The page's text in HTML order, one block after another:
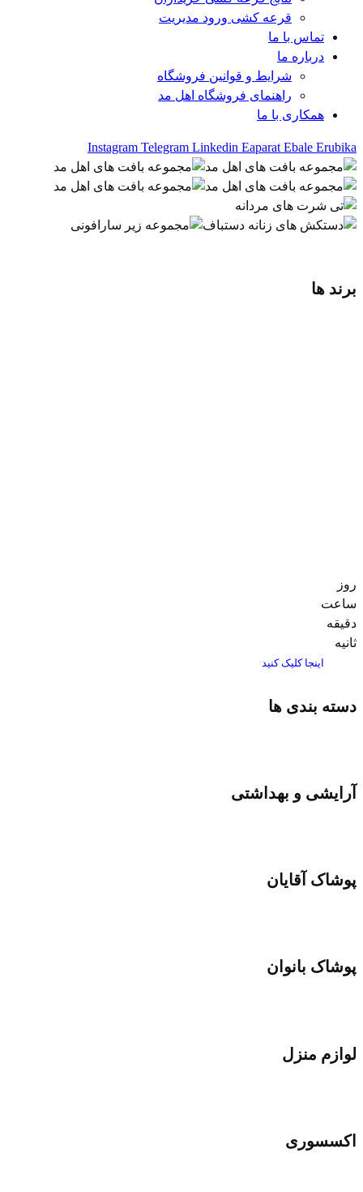
قرعه کشی ورود مدیریت
تماس با ما
درباره ما
شرایط و قوانین فروشگاه
راهنمای فروشگاه اهل مد
همکاری با ما
Instagram Telegram Linkedin Eaparat Ebale Erubika
برند ها
روز
ساعت‌
دقیقه
ثانیه
اینجا کلیک کنید
دسته بندی ها
آرایشی و بهداشتی
پوشاک آقایان
پوشاک بانوان
لوازم منزل
اکسسوری